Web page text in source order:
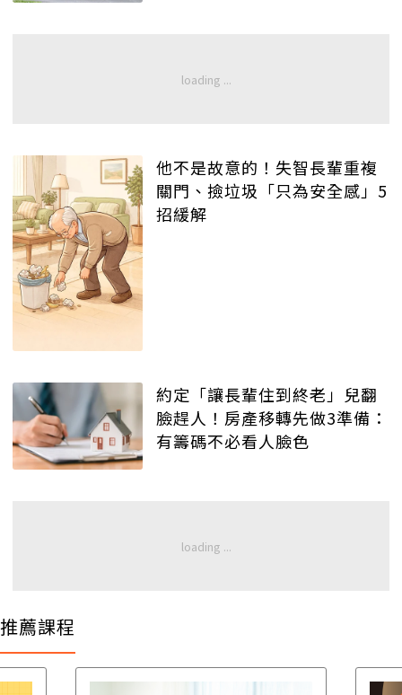
他不是故意的！失智長輩重複
關門、撿垃圾「只為安全感」5
招緩解
約定「讓長輩住到終老」兒翻
臉趕人！房產移轉先做3準備：
有籌碼不必看人臉色
推薦課程